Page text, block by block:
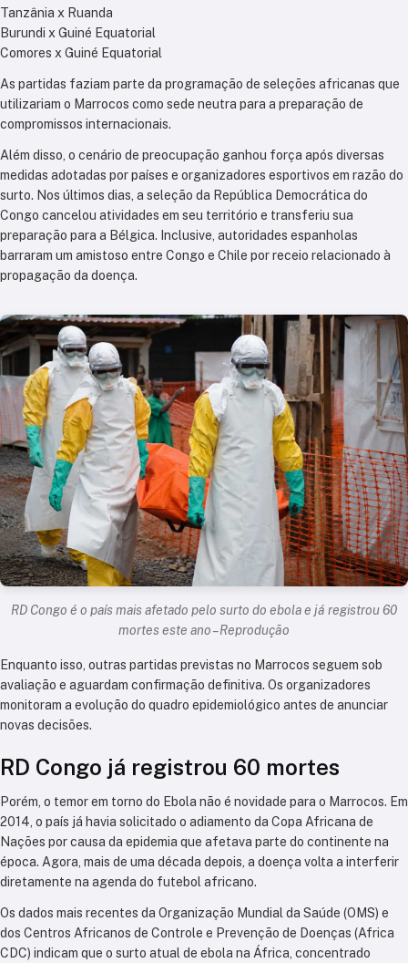
Tanzânia x Ruanda
Burundi x Guiné Equatorial
Comores x Guiné Equatorial
As partidas faziam parte da programação de seleções africanas que
utilizariam o Marrocos como sede neutra para a preparação de
compromissos internacionais.
Além disso, o cenário de preocupação ganhou força após diversas
medidas adotadas por países e organizadores esportivos em razão do
surto. Nos últimos dias, a seleção da República Democrática do
Congo cancelou atividades em seu território e transferiu sua
preparação para a Bélgica. Inclusive, autoridades espanholas
barraram um amistoso entre Congo e Chile por receio relacionado à
propagação da doença.
RD Congo é o país mais afetado pelo surto do ebola e já registrou 60
mortes este ano – Reprodução
Enquanto isso, outras partidas previstas no Marrocos seguem sob
avaliação e aguardam confirmação definitiva. Os organizadores
monitoram a evolução do quadro epidemiológico antes de anunciar
novas decisões.
RD Congo já registrou 60 mortes
Porém, o temor em torno do Ebola não é novidade para o Marrocos. Em
2014, o país já havia solicitado o adiamento da Copa Africana de
Nações por causa da epidemia que afetava parte do continente na
época. Agora, mais de uma década depois, a doença volta a interferir
diretamente na agenda do futebol africano.
Os dados mais recentes da Organização Mundial da Saúde (OMS) e
dos Centros Africanos de Controle e Prevenção de Doenças (Africa
CDC) indicam que o surto atual de ebola na África, concentrado